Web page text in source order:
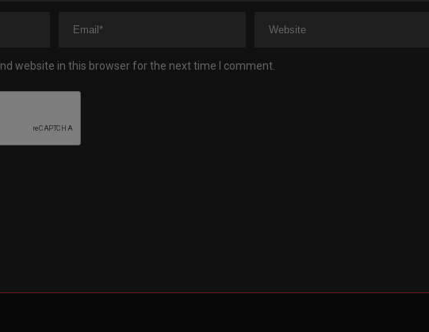
website in this browser for the next time I comment.